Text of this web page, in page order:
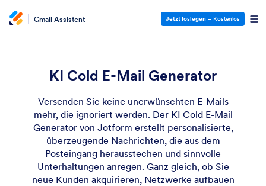
Gmail Assistent Jetzt loslegen – Kostenlos
KI Cold E-Mail Generator
Versenden Sie keine unerwünschten E-Mails
mehr, die ignoriert werden. Der KI Cold E-Mail
Generator von Jotform erstellt personalisierte,
überzeugende Nachrichten, die aus dem
Posteingang herausstechen und sinnvolle
Unterhaltungen anregen. Ganz gleich, ob Sie
neue Kunden akquirieren, Netzwerke aufbauen